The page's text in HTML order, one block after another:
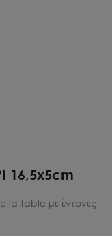
16,5x5cm
la table με έντονες